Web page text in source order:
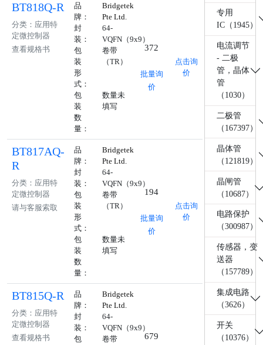
BT818Q-R
分类：应用特
定微控制器
查看规格书
品
牌：
Bridgetek
Pte Ltd.
封
装：
64-
VQFN（9x9）
包
装
形
式：
卷带
（TR）
包
装
数
量：
数量未
填写
372
批量询
价
点击询
价
BT817AQ-
R
分类：应用特
定微控制器
请与客服索取
品
牌：
Bridgetek
Pte Ltd.
封
装：
64-
VQFN（9x9）
包
装
形
式：
卷带
（TR）
包
装
数
量：
数量未
填写
194
批量询
价
点击询
价
BT815Q-R
分类：应用特
定微控制器
查看规格书
品
牌：
Bridgetek
Pte Ltd.
封
装：
64-
VQFN（9x9）
包
卷带
679
专用
IC（1945）
电流调节
- 二极
管，晶体
管
（1030）
二极管
（167397）
晶体管
（121819）
晶闸管
（10687）
电路保护
（300987）
传感器，变
送器
（157789）
集成电路
（3626）
开关
（10376）